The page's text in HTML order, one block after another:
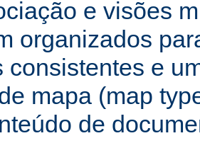
e visões
organizados
consistentes e
mapa (map
de